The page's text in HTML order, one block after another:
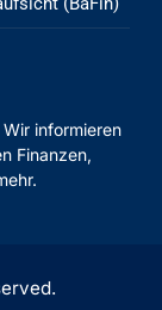
informieren
Finanzen,